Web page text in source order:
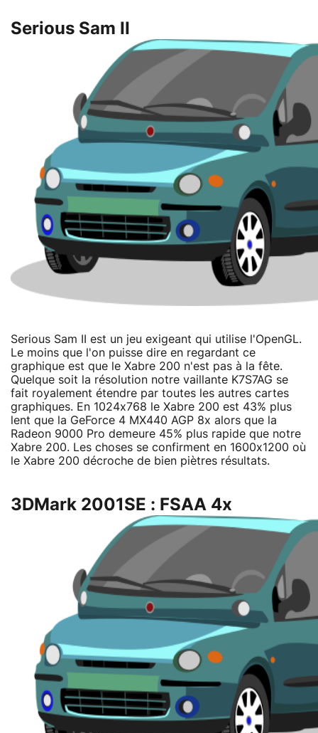
Serious Sam II
Serious Sam II est un jeu exigeant qui utilise l'OpenGL.
Le moins que l'on puisse dire en regardant ce
graphique est que le Xabre 200 n'est pas à la fête.
Quelque soit la résolution notre vaillante K7S7AG se
fait royalement étendre par toutes les autres cartes
graphiques. En 1024x768 le Xabre 200 est 43% plus
lent que la GeForce 4 MX440 AGP 8x alors que la
Radeon 9000 Pro demeure 45% plus rapide que notre
Xabre 200. Les choses se confirment en 1600x1200 où
le Xabre 200 décroche de bien piètres résultats.
3DMark 2001SE : FSAA 4x